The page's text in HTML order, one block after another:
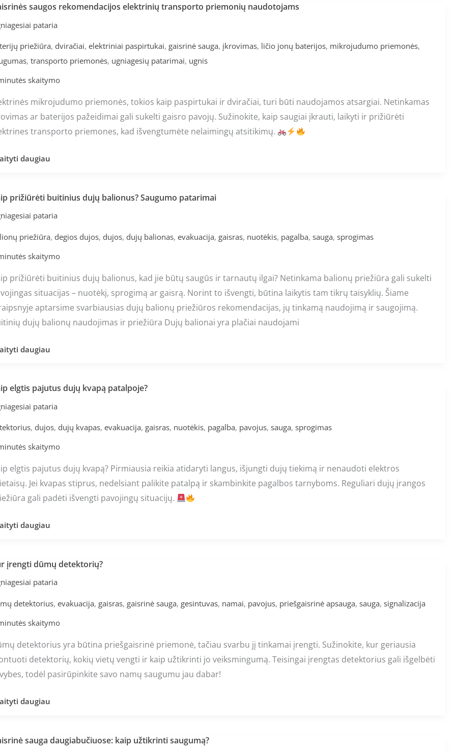
saugos rekomendacijos elektrinių transporto priemonių naudotojams
pataria
priežiūra, dviračiai, elektriniai paspirtukai, gaisrinė sauga, įkrovimas, ličio jonų baterijos, mikrojudumo priemonės,
, transporto priemonės, ugniagesių patarimai, ugnis
skaitymo
mikrojudumo priemonės, tokios kaip paspirtukai ir dviračiai, turi būti naudojamos atsargiai. Netinkamas
ar baterijos pažeidimai gali sukelti gaisro pavojų. Sužinokite, kaip saugiai įkrauti, laikyti ir prižiūrėti
transporto priemones, kad išvengtumėte nelaimingų atsitikimų.
daugiau
prižiūrėti buitinius dujų balionus? Saugumo patarimai
pataria
priežiūra, degios dujos, dujos, dujų balionas, evakuacija, gaisras, nuotėkis, pagalba, sauga, sprogimas
skaitymo
prižiūrėti buitinius dujų balionus, kad jie būtų saugūs ir tarnautų ilgai? Netinkama balionų priežiūra gali sukelti
situacijas – nuotėkį, sprogimą ar gaisrą. Norint to išvengti, būtina laikytis tam tikrų taisyklių. Šiame
aptarsime svarbiausias dujų balionų priežiūros rekomendacijas, jų tinkamą naudojimą ir saugojimą.
dujų balionų naudojimas ir priežiūra Dujų balionai yra plačiai naudojami
daugiau
elgtis pajutus dujų kvapą patalpoje?
pataria
, dujos, dujų kvapas, evakuacija, gaisras, nuotėkis, pagalba, pavojus, sauga, sprogimas
skaitymo
elgtis pajutus dujų kvapą? Pirmiausia reikia atidaryti langus, išjungti dujų tiekimą ir nenaudoti elektros
Jei kvapas stiprus, nedelsiant palikite patalpą ir skambinkite pagalbos tarnyboms. Reguliari dujų įrangos
gali padėti išvengti pavojingų situacijų.
daugiau
įrengti dūmų detektorių?
pataria
detektorius, evakuacija, gaisras, gaisrinė sauga, gesintuvas, namai, pavojus, priešgaisrinė apsauga, sauga, signalizacija
skaitymo
detektorius yra būtina priešgaisrinė priemonė, tačiau svarbu jį tinkamai įrengti. Sužinokite, kur geriausia
detektorių, kokių vietų vengti ir kaip užtikrinti jo veiksmingumą. Teisingai įrengtas detektorius gali išgelbėti
todėl pasirūpinkite savo namų saugumu jau dabar!
daugiau
sauga daugiabučiuose: kaip užtikrinti saugumą?